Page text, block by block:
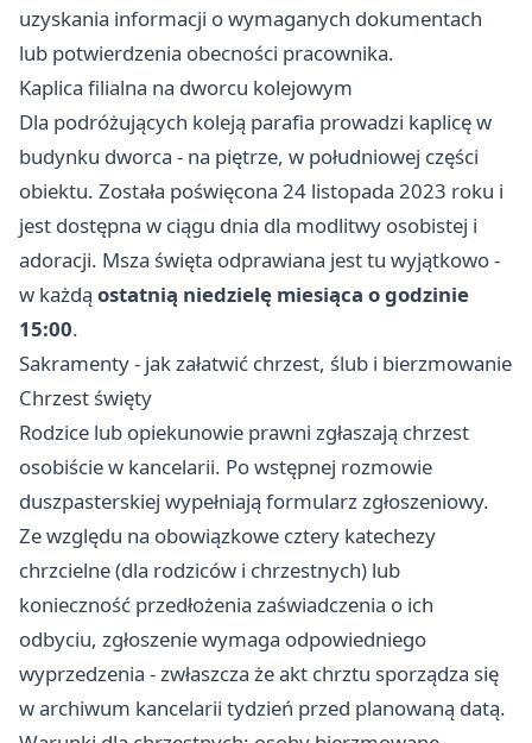
uzyskania informacji o wymaganych dokumentach
lub potwierdzenia obecności pracownika.
Kaplica filialna na dworcu kolejowym
Dla podróżujących koleją parafia prowadzi kaplicę w
budynku dworca - na piętrze, w południowej części
obiektu. Została poświęcona 24 listopada 2023 roku i
jest dostępna w ciągu dnia dla modlitwy osobistej i
adoracji. Msza święta odprawiana jest tu wyjątkowo -
w każdą ostatnią niedzielę miesiąca o godzinie
15:00.
Sakramenty - jak załatwić chrzest, ślub i bierzmowanie
Chrzest święty
Rodzice lub opiekunowie prawni zgłaszają chrzest
osobiście w kancelarii. Po wstępnej rozmowie
duszpasterskiej wypełniają formularz zgłoszeniowy.
Ze względu na obowiązkowe cztery katechezy
chrzcielne (dla rodziców i chrzestnych) lub
konieczność przedłożenia zaświadczenia o ich
odbyciu, zgłoszenie wymaga odpowiedniego
wyprzedzenia - zwłaszcza że akt chrztu sporządza się
w archiwum kancelarii tydzień przed planowaną datą.